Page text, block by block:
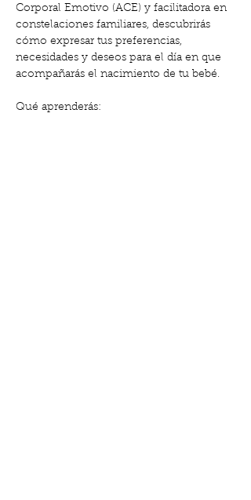
Corporal Emotivo (ACE) y facilitadora en
constelaciones familiares, descubrirás
cómo expresar tus preferencias,
necesidades y deseos para el día en que
acompañarás el nacimiento de tu bebé.
Qué aprenderás: